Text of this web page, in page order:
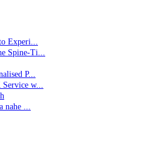
Experi...
Spine-Ti...
P...
w...
...